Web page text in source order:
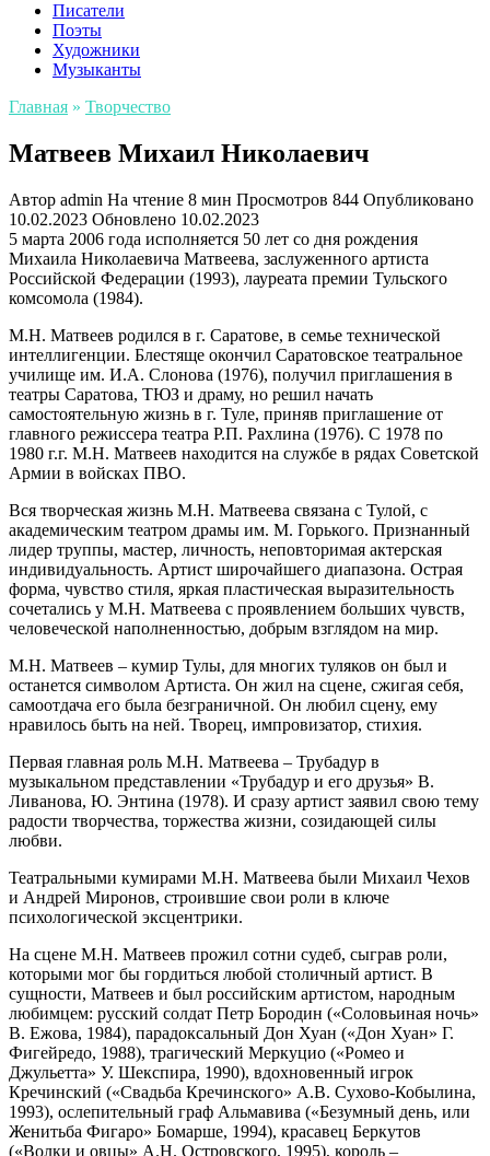
Писатели
Поэты
Художники
Музыканты
Главная » Творчество
Матвеев Михаил Николаевич
Автор admin На чтение 8 мин Просмотров 844 Опубликовано
10.02.2023 Обновлено 10.02.2023
5 марта 2006 года исполняется 50 лет со дня рождения
Михаила Николаевича Матвеева, заслуженного артиста
Российской Федерации (1993), лауреата премии Тульского
комсомола (1984).
М.Н. Матвеев родился в г. Саратове, в семье технической
интеллигенции. Блестяще окончил Саратовское театральное
училище им. И.А. Слонова (1976), получил приглашения в
театры Саратова, ТЮЗ и драму, но решил начать
самостоятельную жизнь в г. Туле, приняв приглашение от
главного режиссера театра Р.П. Рахлина (1976). С 1978 по
1980 г.г. М.Н. Матвеев находится на службе в рядах Советской
Армии в войсках ПВО.
Вся творческая жизнь М.Н. Матвеева связана с Тулой, с
академическим театром драмы им. М. Горького. Признанный
лидер труппы, мастер, личность, неповторимая актерская
индивидуальность. Артист широчайшего диапазона. Острая
форма, чувство стиля, яркая пластическая выразительность
сочетались у М.Н. Матвеева с проявлением больших чувств,
человеческой наполненностью, добрым взглядом на мир.
М.Н. Матвеев – кумир Тулы, для многих туляков он был и
останется символом Артиста. Он жил на сцене, сжигая себя,
самоотдача его была безграничной. Он любил сцену, ему
нравилось быть на ней. Творец, импровизатор, стихия.
Первая главная роль М.Н. Матвеева – Трубадур в
музыкальном представлении «Трубадур и его друзья» В.
Ливанова, Ю. Энтина (1978). И сразу артист заявил свою тему
радости творчества, торжества жизни, созидающей силы
любви.
Театральными кумирами М.Н. Матвеева были Михаил Чехов
и Андрей Миронов, строившие свои роли в ключе
психологической эксцентрики.
На сцене М.Н. Матвеев прожил сотни судеб, сыграв роли,
которыми мог бы гордиться любой столичный артист. В
сущности, Матвеев и был российским артистом, народным
любимцем: русский солдат Петр Бородин («Соловьиная ночь»
В. Ежова, 1984), парадоксальный Дон Хуан («Дон Хуан» Г.
Фигейредо, 1988), трагический Меркуцио («Ромео и
Джульетта» У. Шекспира, 1990), вдохновенный игрок
Кречинский («Свадьба Кречинского» А.В. Сухово-Кобылина,
1993), ослепительный граф Альмавива («Безумный день, или
Женитьба Фигаро» Бомарше, 1994), красавец Беркутов
(«Волки и овцы» А.Н. Островского, 1995), король –